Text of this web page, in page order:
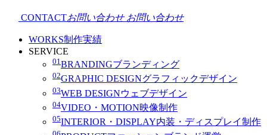
CONTACTお問い合わせ お問い合わせ
WORKS制作実績
SERVICE
01 BRANDINGブランディング
02GRAPHIC DESIGNグラフィックデザイン
03WEB DESIGNウェブデザイン
04VIDEO・MOTION映像制作
05INTERIOR・DISPLAY内装・ディスプレイ制作
06